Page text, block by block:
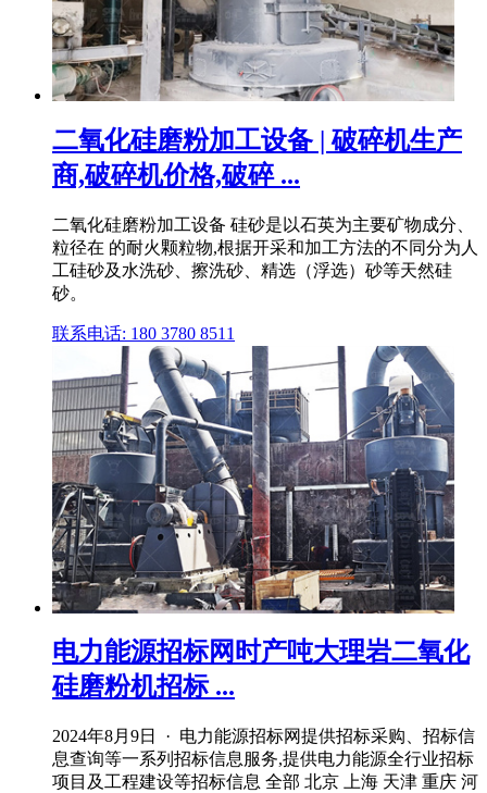
二氧化硅磨粉加工设备 | 破碎机生产
商,破碎机价格,破碎 ...
二氧化硅磨粉加工设备 硅砂是以石英为主要矿物成分、
粒径在 的耐火颗粒物,根据开采和加工方法的不同分为人
工硅砂及水洗砂、擦洗砂、精选（浮选）砂等天然硅
砂。
联系电话: 180 3780 8511
电力能源招标网时产吨大理岩二氧化
硅磨粉机招标 ...
2024年8月9日 · 电力能源招标网提供招标采购、招标信
息查询等一系列招标信息服务,提供电力能源全行业招标
项目及工程建设等招标信息 全部 北京 上海 天津 重庆 河